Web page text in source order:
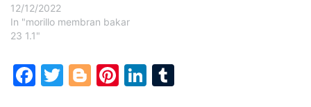
12/12/2022
In "morillo membran bakar
23 1.1"
Facebook
Twitter
Blogger
Pinterest
LinkedIn